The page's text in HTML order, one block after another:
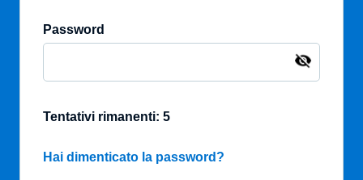
Password
Tentativi rimanenti: 5
Hai dimenticato la password?